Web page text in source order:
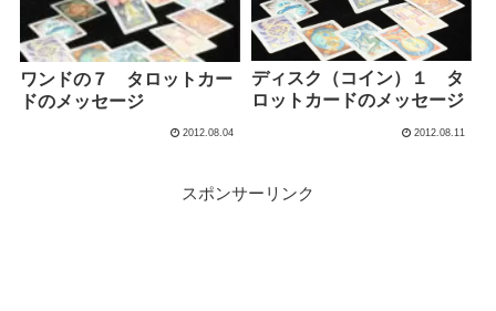
ワンドの７ タロットカー
ドのメッセージ
2012.08.04
ディスク（コイン）１ タ
ロットカードのメッセージ
2012.08.11
スポンサーリンク